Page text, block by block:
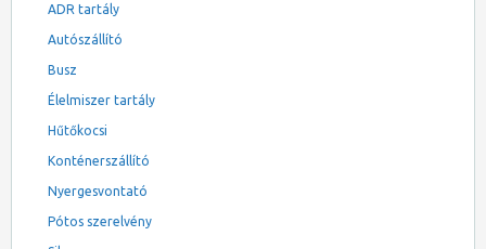
ADR tartály
Autószállító
Busz
Élelmiszer tartály
Hűtőkocsi
Konténerszállító
Nyergesvontató
Pótos szerelvény